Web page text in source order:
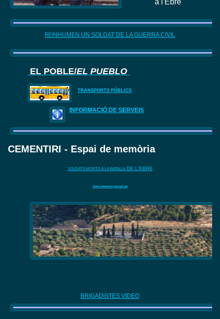
a l'Ebre
REINHUMEN UN SOLDAT DE LA GUERRA CIVIL
EL POBLE/EL PUEBLO
TRANSPORTS PÚBLICS
INFORMACIÓ DE SERVEIS
CEMENTIRI - Espai de memòria
SOLDATS MORTS A LA BATALLADE L'EBRE
banc.memoria.gencat.cat
BRIGADISTES VIDEO